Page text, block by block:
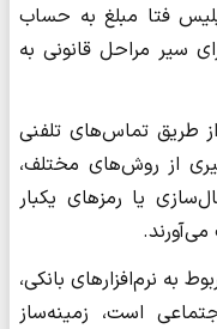
فتا مبلغ به حساب
سیر مراحل قانونی به
طریق تماس‌های تلفنی
از روش‌های مختلف،
یا رمز‌های یکبار
به نرم‌افزار‌های بانکی،
است، زمینه‌ساز